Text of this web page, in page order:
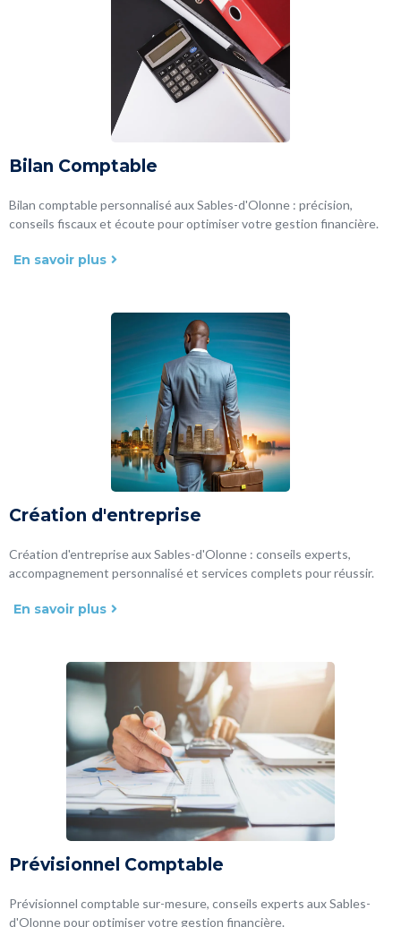
Bilan Comptable
Bilan comptable personnalisé aux Sables-d'Olonne : précision,
conseils fiscaux et écoute pour optimiser votre gestion financière.
En savoir plus
Création d'entreprise
Création d'entreprise aux Sables-d'Olonne : conseils experts,
accompagnement personnalisé et services complets pour réussir.
En savoir plus
Prévisionnel Comptable
Prévisionnel comptable sur-mesure, conseils experts aux Sables-
d'Olonne pour optimiser votre gestion financière.